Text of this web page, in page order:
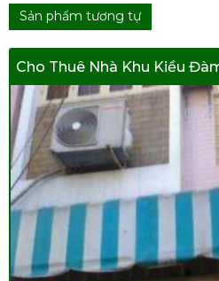
Sản phẩm tương tự
Cho Thuê Nhà Khu Kiều